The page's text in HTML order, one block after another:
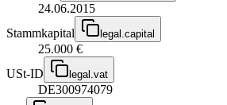
24.06.2015
Stammkapital
legal.capital
25.000 €
USt-ID
legal.vat
DE300974079